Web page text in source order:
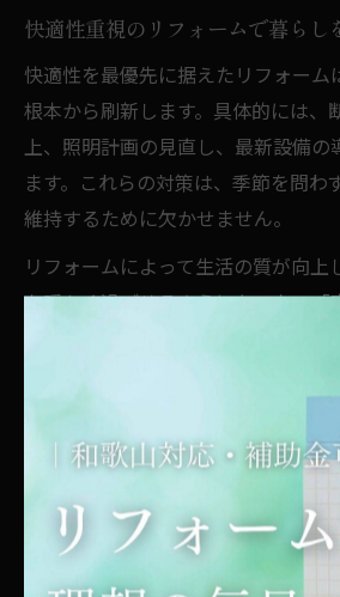
快適性重視のリフォームで暮らし
快適性を最優先に据えたリフォーム
根本から刷新します。具体的には、
上、照明計画の見直し、最新設備の
ます。これらの対策は、季節を問わ
維持するために欠かせません。
リフォームによって生活の質が向上
も暖かく過ごせるようになった」「
門家との綿密な打ち合わせや、将来
が重要です。リフォーム計画の初期
の意見を取り入れることが、満足度
につながります。